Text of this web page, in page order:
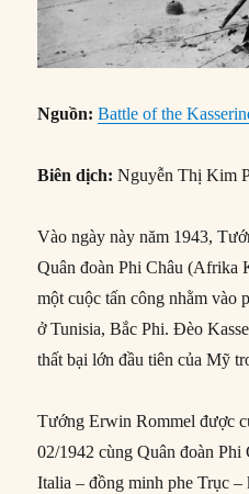
Nguồn: Battle of the
Biên dịch: Nguyễn Thị Kim
Vào ngày này năm 1943,
Quân đoàn Phi Châu (Afrika
một cuộc tấn công nhằm
ở Tunisia, Bắc Phi. Đèo
thất bại lớn đầu tiên của Mỹ
Tướng Erwin Rommel được
02/1942 cùng Quân đoàn
Italia – đồng minh phe Trục